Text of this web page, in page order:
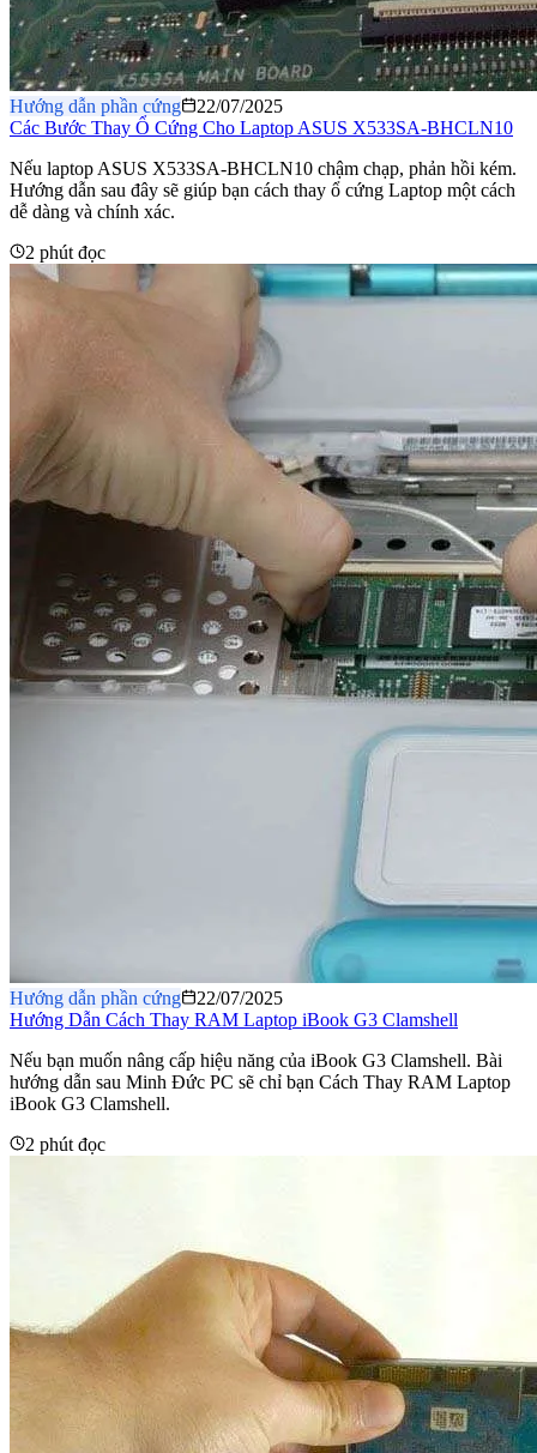
Hướng dẫn phần cứng
22/07/2025
Các Bước Thay Ổ Cứng Cho Laptop ASUS X533SA-BHCLN10
Nếu laptop ASUS X533SA-BHCLN10 chậm chạp, phản hồi kém.
Hướng dẫn sau đây sẽ giúp bạn cách thay ổ cứng Laptop một cách
dễ dàng và chính xác.
2 phút đọc
Hướng dẫn phần cứng
22/07/2025
Hướng Dẫn Cách Thay RAM Laptop iBook G3 Clamshell
Nếu bạn muốn nâng cấp hiệu năng của iBook G3 Clamshell. Bài
hướng dẫn sau Minh Đức PC sẽ chỉ bạn Cách Thay RAM Laptop
iBook G3 Clamshell.
2 phút đọc